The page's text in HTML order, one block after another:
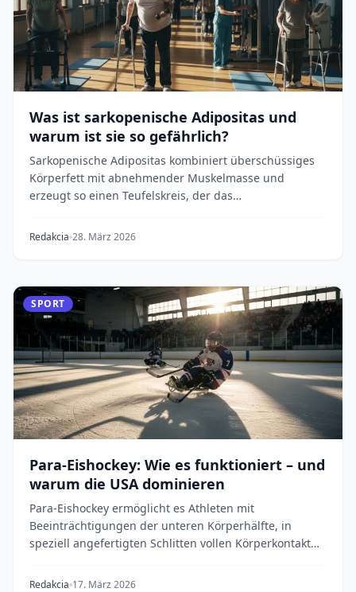
Was ist sarkopenische Adipositas und
warum ist sie so gefährlich?
Sarkopenische Adipositas kombiniert überschüssiges
Körperfett mit abnehmender Muskelmasse und
erzeugt so einen Teufelskreis, der das
Redakcia 28. März 2026
SPORT
Para-Eishockey: Wie es funktioniert – und
warum die USA dominieren
Para-Eishockey ermöglicht es Athleten mit
Beeinträchtigungen der unteren Körperhälfte, in
speziell angefertigten Schlitten vollen Körperkontakt
Redakcia 17. März 2026